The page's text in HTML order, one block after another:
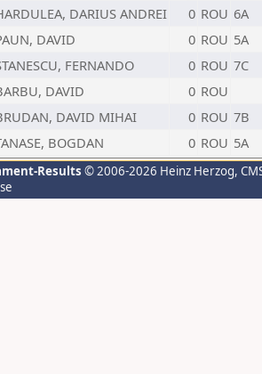
DARIUS ANDREI 0 ROU 6A
DAVID 0 ROU 5A
FERNANDO 0 ROU 7C
DAVID 0 ROU
DAVID MIHAI 0 ROU 7B
BOGDAN 0 ROU 5A
Results © 2006-2026 Heinz Herzog,